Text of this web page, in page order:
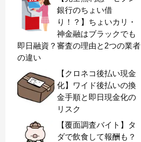
銀行のちょい借
り！？】ちょいカリ・
神金融はブラックでも
即日融資？審査の理由と2つの業者
の違い
【クロネコ後払い現金
化】ワイド後払いの換
金手順と即日現金化の
リスク
【覆面調査バイト】タ
ダで飲食して報酬も？